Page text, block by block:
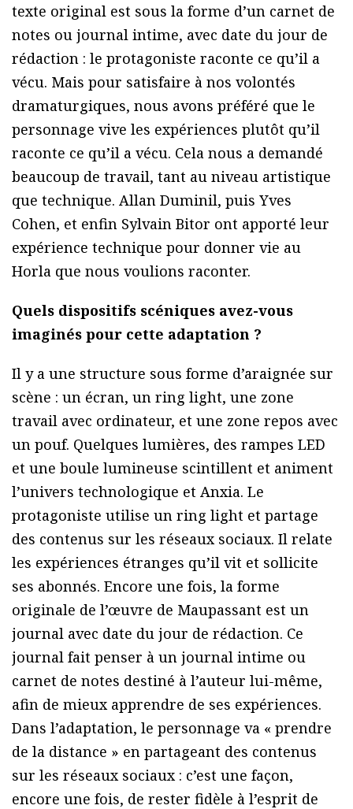
texte original est sous la forme d’un carnet de
notes ou journal intime, avec date du jour de
rédaction : le protagoniste raconte ce qu’il a
vécu. Mais pour satisfaire à nos volontés
dramaturgiques, nous avons préféré que le
personnage vive les expériences plutôt qu’il
raconte ce qu’il a vécu. Cela nous a demandé
beaucoup de travail, tant au niveau artistique
que technique. Allan Duminil, puis Yves
Cohen, et enfin Sylvain Bitor ont apporté leur
expérience technique pour donner vie au
Horla que nous voulions raconter.
Quels dispositifs scéniques avez-vous
imaginés pour cette adaptation ?
Il y a une structure sous forme d’araignée sur
scène : un écran, un ring light, une zone
travail avec ordinateur, et une zone repos avec
un pouf. Quelques lumières, des rampes LED
et une boule lumineuse scintillent et animent
l’univers technologique et Anxia. Le
protagoniste utilise un ring light et partage
des contenus sur les réseaux sociaux. Il relate
les expériences étranges qu’il vit et sollicite
ses abonnés. Encore une fois, la forme
originale de l’œuvre de Maupassant est un
journal avec date du jour de rédaction. Ce
journal fait penser à un journal intime ou
carnet de notes destiné à l’auteur lui-même,
afin de mieux apprendre de ses expériences.
Dans l’adaptation, le personnage va « prendre
de la distance » en partageant des contenus
sur les réseaux sociaux : c’est une façon,
encore une fois, de rester fidèle à l’esprit de